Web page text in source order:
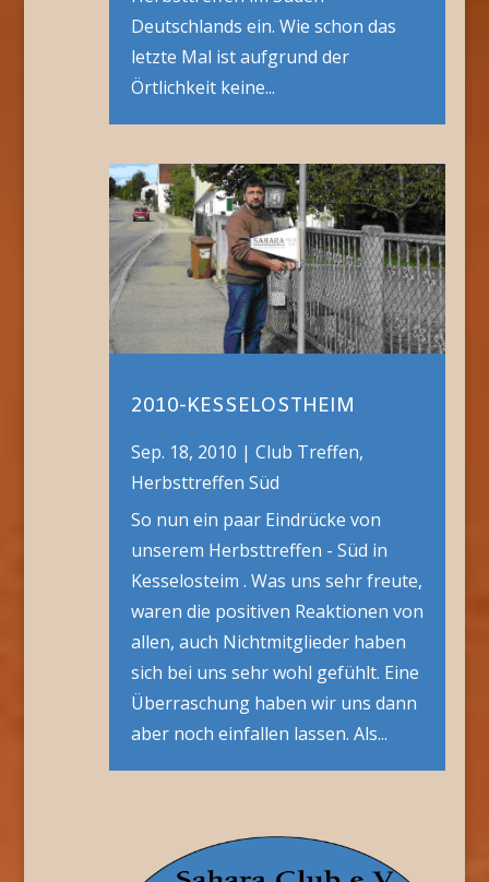
Deutschlands ein. Wie schon das
letzte Mal ist aufgrund der
Örtlichkeit keine...
2010-KESSELOSTHEIM
Sep. 18, 2010 | Club Treffen,
Herbsttreffen Süd
So nun ein paar Eindrücke von
unserem Herbsttreffen - Süd in
Kesselosteim . Was uns sehr freute,
waren die positiven Reaktionen von
allen, auch Nichtmitglieder haben
sich bei uns sehr wohl gefühlt. Eine
Überraschung haben wir uns dann
aber noch einfallen lassen. Als...